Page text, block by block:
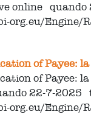
online
org.eu/Engine/
of Payee:
of Payee:
22-7-
org.eu/Engine/